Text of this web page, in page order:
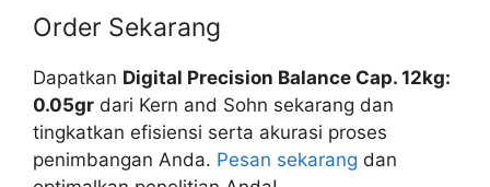
Order Sekarang
Dapatkan Digital Precision Balance Cap. 12kg:
0.05gr dari Kern and Sohn sekarang dan
tingkatkan efisiensi serta akurasi proses
penimbangan Anda. Pesan sekarang dan